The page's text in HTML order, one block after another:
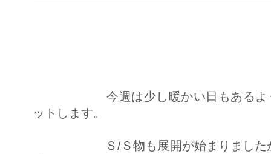
今週は少し暖かい日もあるよ
ットします。
Ｓ/Ｓ物も展開が始まりましたが、